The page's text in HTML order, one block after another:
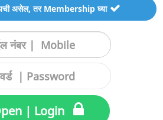
असेल, तर Membership घ्या
| Login